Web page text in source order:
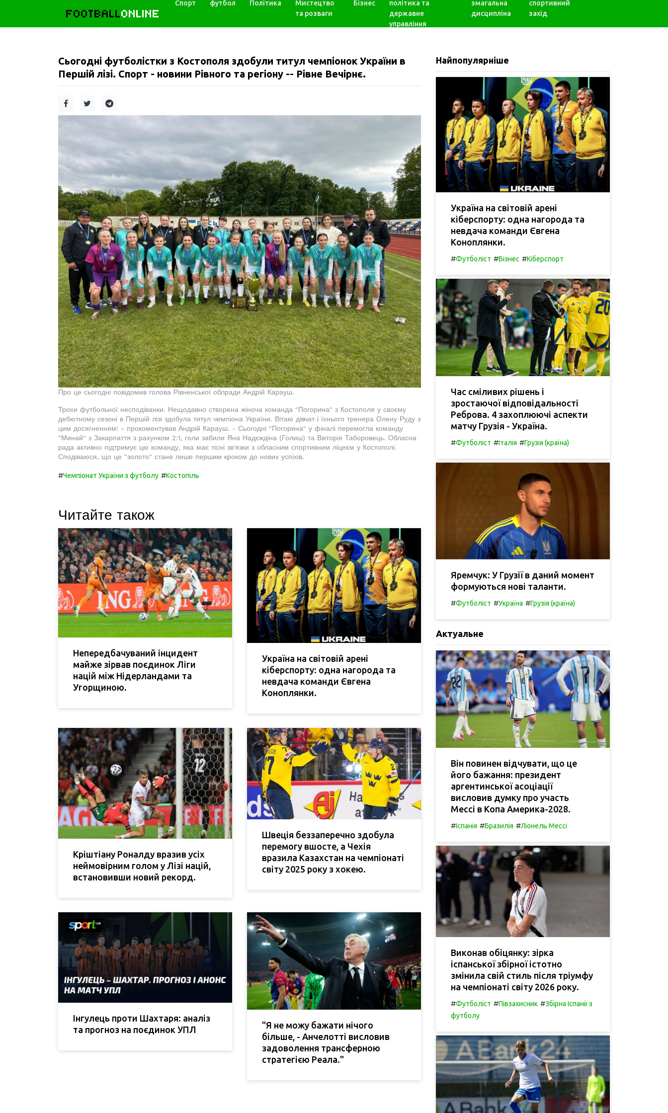
FOOTBALLONLINE
Спорт футбол Політика
Мистецтво
та розваги
Бізнес
політика та
державне
управління
змагальна
дисципліна
спортивний
захід
Сьогодні футболістки з Костополя здобули титул чемпіонок України в
Першій лізі. Спорт - новини Рівного та регіону -- Рівне Вечірнє.
Про це сьогодні повідомив голова Рівненської облради Андрій Карауш.
Трохи футбольної несподіванки. Нещодавно створена жіноча команда "Погорина" з Костополя у своєму
дебютному сезоні в Першій лізі здобула титул чемпіона України. Вітаю дівчат і їхнього тренера Олену Руду з
цим досягненням! - прокоментував Андрій Карауш. - Сьогодні "Погорина" у фіналі перемогла команду
"Минай" з Закарпаття з рахунком 2:1, голи забили Яна Надєждіна (Голиш) та Вікторія Таборовець. Обласна
рада активно підтримує цю команду, яка має тісні зв'язки з обласним спортивним ліцеєм у Костополі.
Сподіваюся, що це "золото" стане лише першим кроком до нових успіхів.
#Чемпіонат України з футболу #Костопіль
Читайте також
Непередбачуваний інцидент
майже зірвав поєдинок Ліги
націй між Нідерландами та
Угорщиною.
Україна на світовій арені
кіберспорту: одна нагорода та
невдача команди Євгена
Коноплянки.
Кріштіану Роналду вразив усіх
неймовірним голом у Лізі націй,
встановивши новий рекорд.
Швеція беззаперечно здобула
перемогу вшосте, а Чехія
вразила Казахстан на чемпіонаті
світу 2025 року з хокею.
Інгулець проти Шахтаря: аналіз
та прогноз на поєдинок УПЛ
"Я не можу бажати нічого
більше, - Анчелотті висловив
задоволення трансферною
стратегією Реала."
Найпопулярніше
Україна на світовій арені
кіберспорту: одна нагорода та
невдача команди Євгена
Коноплянки.
#Футболіст #Бізнес #Кіберспорт
Час сміливих рішень і
зростаючої відповідальності
Реброва. 4 захоплюючі аспекти
матчу Грузія - Україна.
#Футболіст #Італія #Грузія (країна)
Яремчук: У Грузії в даний момент
формуються нові таланти.
#Футболіст #Україна #Грузія (країна)
Актуальне
Він повинен відчувати, що це
його бажання: президент
аргентинської асоціації
висловив думку про участь
Мессі в Копа Америка-2028.
#Іспанія #Бразилія #Ліонель Мессі
Виконав обіцянку: зірка
іспанської збірної істотно
змінила свій стиль після тріумфу
на чемпіонаті світу 2026 року.
#Футболіст #Півзахисник #Збірна Іспанії з
футболу